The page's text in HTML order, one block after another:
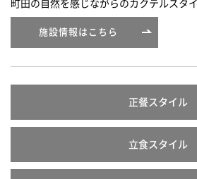
町田の自然を感じながらのカクテルスタ
施設情報はこちら
正餐スタイル
立食スタイル